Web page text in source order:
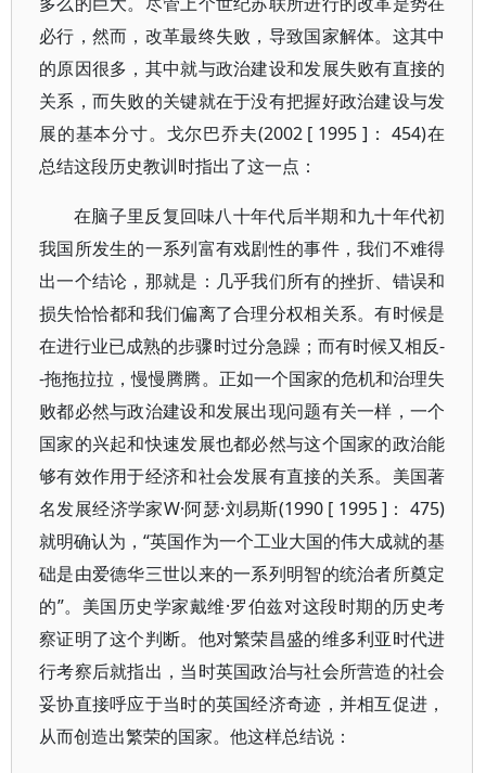
必行，然而，改革最终失败，导致国家解体。这其中
的原因很多，其中就与政治建设和发展失败有直接的
关系，而失败的关键就在于没有把握好政治建设与发
展的基本分寸。戈尔巴乔夫(2002 [ 1995 ]： 454)在
总结这段历史教训时指出了这一点：
在脑子里反复回味八十年代后半期和九十年代初
我国所发生的一系列富有戏剧性的事件，我们不难得
出一个结论，那就是：几乎我们所有的挫折、错误和
损失恰恰都和我们偏离了合理分权相关系。有时候是
在进行业已成熟的步骤时过分急躁；而有时候又相反-
-拖拖拉拉，慢慢腾腾。正如一个国家的危机和治理失
败都必然与政治建设和发展出现问题有关一样，一个
国家的兴起和快速发展也都必然与这个国家的政治能
够有效作用于经济和社会发展有直接的关系。美国著
名发展经济学家W·阿瑟·刘易斯(1990 [ 1995 ]： 475)
就明确认为，“英国作为一个工业大国的伟大成就的基
础是由爱德华三世以来的一系列明智的统治者所奠定
的”。美国历史学家戴维·罗伯兹对这段时期的历史考
察证明了这个判断。他对繁荣昌盛的维多利亚时代进
行考察后就指出，当时英国政治与社会所营造的社会
妥协直接呼应于当时的英国经济奇迹，并相互促进，
从而创造出繁荣的国家。他这样总结说：